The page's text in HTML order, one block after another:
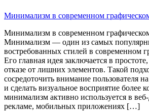
Минимализм в современном
Минимализм в современном
Минимализм — один из самых
востребованных стилей в современном
Его главная идея заключается в
отказе от лишних элементов. Такой
сосредоточить внимание пользователя
и сделать визуальное восприятие более
минимализм активно используется в
рекламе, мобильных приложениях […]